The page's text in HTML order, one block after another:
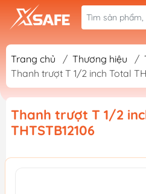
Trang chủ / Thương hiệu /
Thanh trượt T 1/2 inch Total
Thanh trượt T 1/2
THTSTB12106